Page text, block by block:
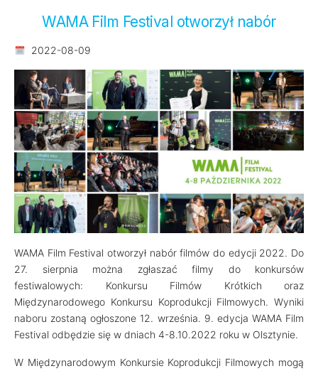
WAMA Film Festival otworzył nabór
2022-08-09
WAMA Film Festival otworzył nabór filmów do edycji 2022. Do
27. sierpnia można zgłaszać filmy do konkursów
festiwalowych: Konkursu Filmów Krótkich oraz
Międzynarodowego Konkursu Koprodukcji Filmowych. Wyniki
naboru zostaną ogłoszone 12. września. 9. edycja WAMA Film
Festival odbędzie się w dniach 4-8.10.2022 roku w Olsztynie.
W Międzynarodowym Konkursie Koprodukcji Filmowych mogą